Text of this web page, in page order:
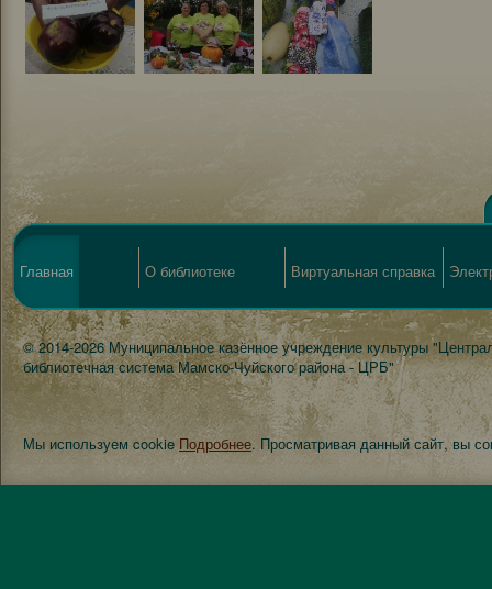
Главная О библиотеке Виртуальная справка
© 2014-2026 Муниципальное казённое учреждение культуры
библиотечная система Мамско-Чуйского района - ЦРБ"
Мы используем cookieПодробнее. Просматривая данный сайт, вы